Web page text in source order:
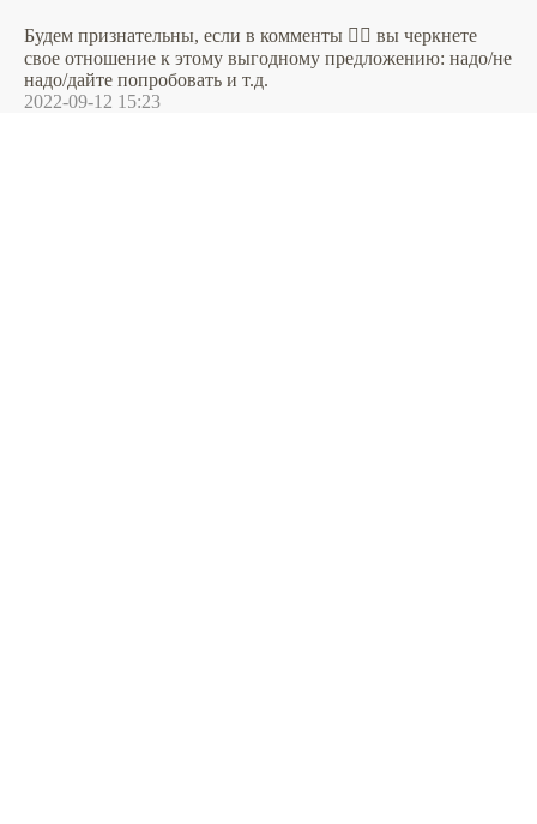
Будем признательны, если в комменты 👇🏻 вы черкнете
свое отношение к этому выгодному предложению: надо/не
надо/дайте попробовать и т.д.
2022-09-12 15:23